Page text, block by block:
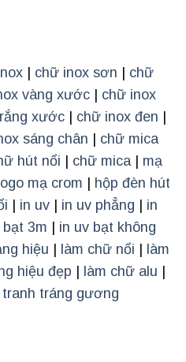
chữ inox sơn
chữ
vàng xước
chữ inox
xước chữ inox đen
sáng chân
chữ mica
hút nổi chữ mica| mạ
logo mạ crom
hộp đèn hút
in uv in uv phẳng
in
bạt 3m
in uv bạt không
hiệu làm chữ nổi
làm
hiệu đẹp làm chữ alu
tranh tráng gương